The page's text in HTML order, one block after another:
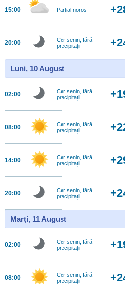
15:00 Parţial noros
20:00
Cer senin, fără
precipitații
Luni, 10 August
02:00
Cer senin, fără
precipitații
08:00
Cer senin, fără
precipitații
14:00
Cer senin, fără
precipitații
20:00
Cer senin, fără
precipitații
Marţi, 11 August
02:00
Cer senin, fără
precipitații
08:00
Cer senin, fără
precipitații